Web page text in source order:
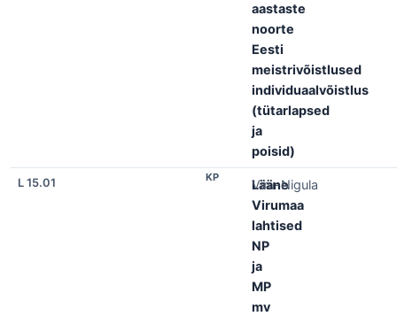
aastaste
noorte
Eesti
meistrivõistlused
individuaalvõistlus
(tütarlapsed
ja
poisid)
L 15.01 KP
Lääne
Virumaa
lahtised
NP
ja
MP
mv
Viru-Nigula